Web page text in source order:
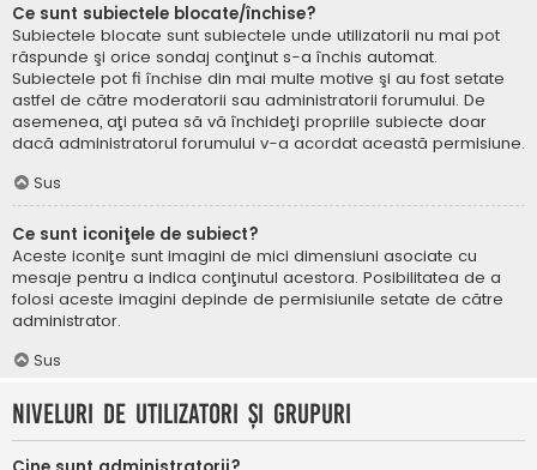
Ce sunt subiectele blocate/închise?
Subiectele blocate sunt subiectele unde utilizatorii nu mai pot
răspunde şi orice sondaj conţinut s-a închis automat.
Subiectele pot fi închise din mai multe motive şi au fost setate
astfel de către moderatorii sau administratorii forumului. De
asemenea, aţi putea să vă închideţi propriile subiecte doar
dacă administratorul forumului v-a acordat această permisiune.
Sus
Ce sunt iconiţele de subiect?
Aceste iconiţe sunt imagini de mici dimensiuni asociate cu
mesaje pentru a indica conţinutul acestora. Posibilitatea de a
folosi aceste imagini depinde de permisiunile setate de către
administrator.
Sus
Niveluri de utilizatori şi grupuri